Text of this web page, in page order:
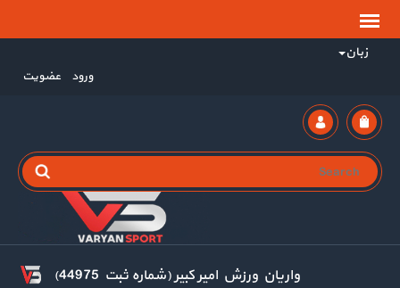
زبان
ورود عضویت
واریان ورزش امیر کبیر (شماره ثبت 44975)